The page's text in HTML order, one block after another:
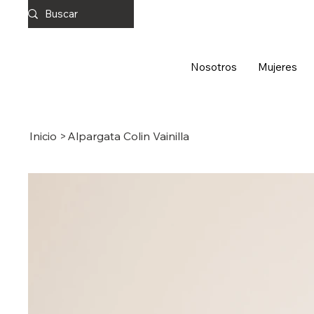
Nosotros Mujeres
Inicio > Alpargata Colin Vainilla